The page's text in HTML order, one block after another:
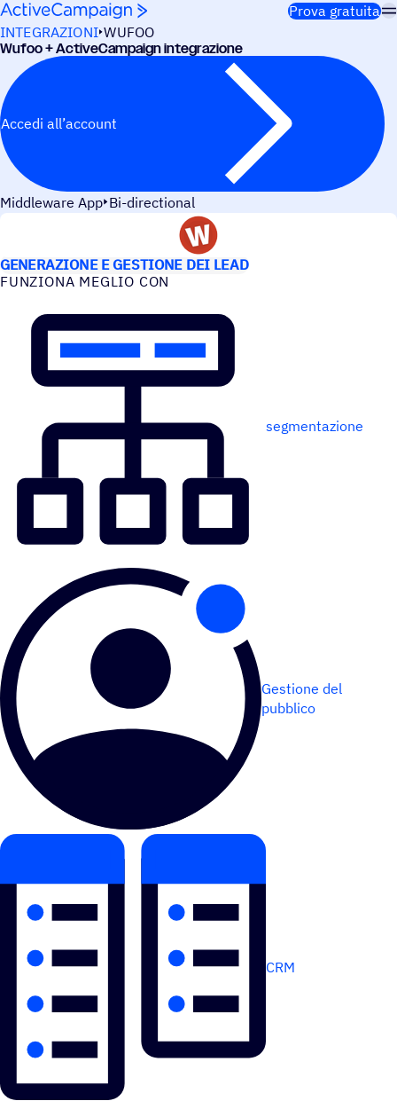
Salta al contenuto
Prova gratuita
INTEGRAZIONI WUFOO
Wufoo + ActiveCampaign integrazione
Accedi all’account
Middleware App Bi-directional
GENERAZIONE E GESTIONE DEI LEAD
FUNZIONA MEGLIO CON
segmentazione
Gestione del
pubblico
CRM